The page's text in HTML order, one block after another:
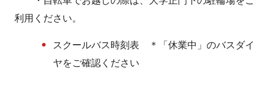
利用ください。
スクールバス時刻表 ＊「休業中」のバスダイ
ヤをご確認ください